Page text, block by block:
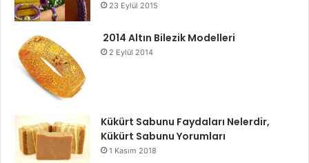
23 Eylül 2015
2014 Altın Bilezik Modelleri
2 Eylül 2014
Kükürt Sabunu Faydaları Nelerdir,
Kükürt Sabunu Yorumları
1 Kasım 2018